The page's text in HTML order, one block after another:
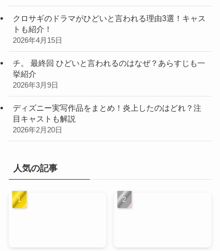
クロサギのドラマがひどいと言われる理由3選！キャス
トも紹介！
2026年4月15日
チ。 最終回 ひどいと言われるのはなぜ？あらすじも一
挙紹介
2026年3月9日
ディズニー実写作品をまとめ！炎上したのはどれ？注
目キャストも解説
2026年2月20日
人気の記事